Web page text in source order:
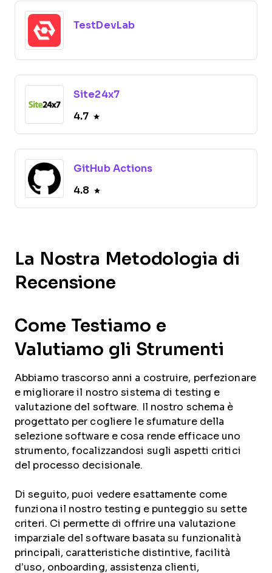
TestDevLab
Site24x7
4.7
GitHub Actions
4.8
La Nostra Metodologia di
Recensione
Come Testiamo e
Valutiamo gli Strumenti
Abbiamo trascorso anni a costruire, perfezionare
e migliorare il nostro sistema di testing e
valutazione del software. Il nostro schema è
progettato per cogliere le sfumature della
selezione software e cosa rende efficace uno
strumento, focalizzandosi sugli aspetti critici
del processo decisionale.
Di seguito, puoi vedere esattamente come
funziona il nostro testing e punteggio su sette
criteri. Ci permette di offrire una valutazione
imparziale del software basata su funzionalità
principali, caratteristiche distintive, facilità
d’uso, onboarding, assistenza clienti,